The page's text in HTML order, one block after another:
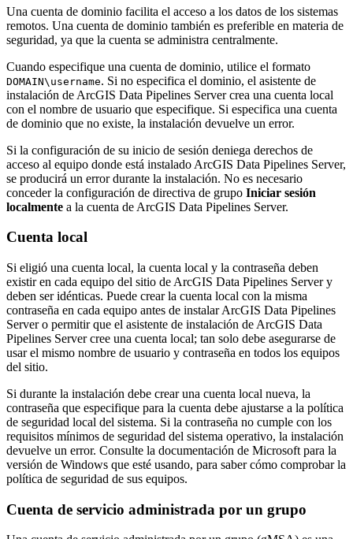
Una cuenta de dominio facilita el acceso a los datos de los sistemas
remotos. Una cuenta de dominio también es preferible en materia de
seguridad, ya que la cuenta se administra centralmente.
Cuando especifique una cuenta de dominio, utilice el formato
DOMAIN\username. Si no especifica el dominio, el asistente de
instalación de ArcGIS Data Pipelines Server crea una cuenta local
con el nombre de usuario que especifique. Si especifica una cuenta
de dominio que no existe, la instalación devuelve un error.
Si la configuración de su inicio de sesión deniega derechos de
acceso al equipo donde está instalado ArcGIS Data Pipelines Server,
se producirá un error durante la instalación. No es necesario
conceder la configuración de directiva de grupo Iniciar sesión
localmente a la cuenta de ArcGIS Data Pipelines Server.
Cuenta local
Si eligió una cuenta local, la cuenta local y la contraseña deben
existir en cada equipo del sitio de ArcGIS Data Pipelines Server y
deben ser idénticas. Puede crear la cuenta local con la misma
contraseña en cada equipo antes de instalar ArcGIS Data Pipelines
Server o permitir que el asistente de instalación de ArcGIS Data
Pipelines Server cree una cuenta local; tan solo debe asegurarse de
usar el mismo nombre de usuario y contraseña en todos los equipos
del sitio.
Si durante la instalación debe crear una cuenta local nueva, la
contraseña que especifique para la cuenta debe ajustarse a la política
de seguridad local del sistema. Si la contraseña no cumple con los
requisitos mínimos de seguridad del sistema operativo, la instalación
devuelve un error. Consulte la documentación de Microsoft para la
versión de Windows que esté usando, para saber cómo comprobar la
política de seguridad de sus equipos.
Cuenta de servicio administrada por un grupo